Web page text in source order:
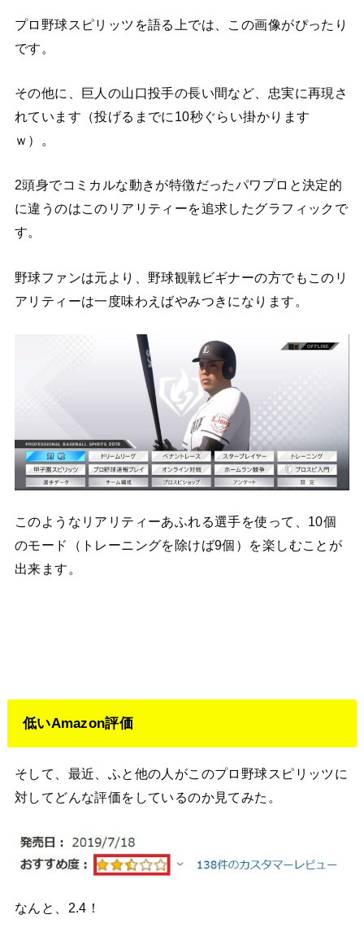
プロ野球スピリッツを語る上では、この画像がぴったり
です。
その他に、巨人の山口投手の長い間など、忠実に再現さ
れています（投げるまでに10秒ぐらい掛かります
ｗ）。
2頭身でコミカルな動きが特徴だったパワプロと決定的
に違うのはこのリアリティーを追求したグラフィックで
す。
野球ファンは元より、野球観戦ビギナーの方でもこのリ
アリティーは一度味わえばやみつきになります。
このようなリアリティーあふれる選手を使って、10個
のモード（トレーニングを除けば9個）を楽しむことが
出来ます。
低いAmazon評価
そして、最近、ふと他の人がこのプロ野球スピリッツに
対してどんな評価をしているのか見てみた。
なんと、2.4！